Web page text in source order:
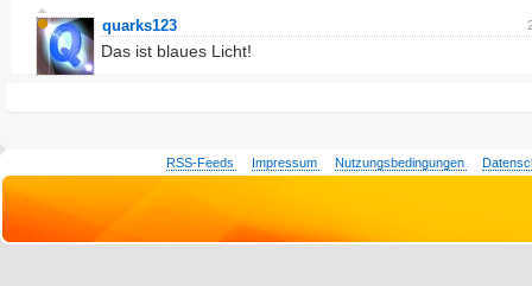
quarks123
Das ist blaues Licht!
RSS-Feeds Impressum Nutzungsbedingungen